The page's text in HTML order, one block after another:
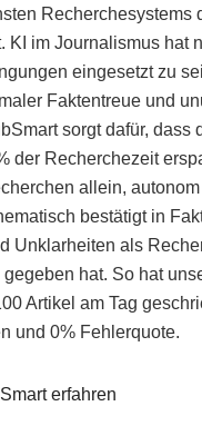
Recherchesystems
KI im Journalismus hat
eingesetzt zu
Faktentreue und
sorgt dafür, dass
der Recherchezeit
allein, autonom
bestätigt in
Unklarheiten als
hat. So hat
Artikel am Tag
und 0% Fehlerquote.
erfahren